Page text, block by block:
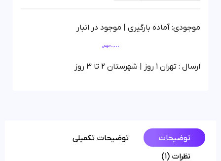
موجودی: آماده بارگیری | موجود در انبار
70,000تومان
ارسال : تهران 1 روز | شهرستان 2 تا 3 روز
توضیحات
توضیحات تکمیلی
نظرات (1)